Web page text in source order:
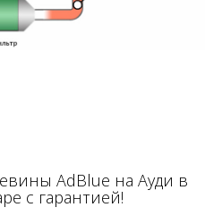
AdBlue на Ауди в
с гарантией!